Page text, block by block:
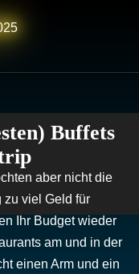
Buffets
aber nicht die
zu viel Geld für
Ihr Budget wieder
am und in der
einen Arm und ein